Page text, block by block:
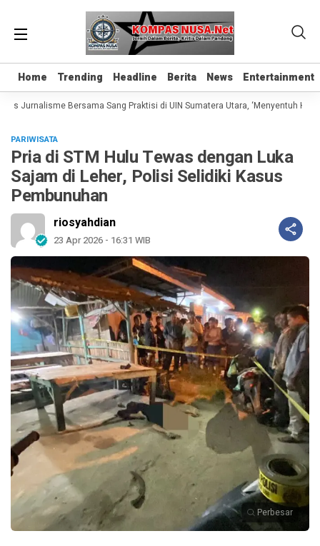
Home Trending Headline Berita News Entertainment
Home Trending Headline Berita News Entertainment
Jurnalisme Bersama Sang Praktisi di UIN Sumatera Utara, ‘Menyentuh Hati
PARIWISATA
Pria di STM Hulu Tewas dengan Luka
Sajam di Leher, Polisi Selidiki Kasus
Pembunuhan
riosyahdian
23 Apr 2026 - 16:31 WIB
Perbesar